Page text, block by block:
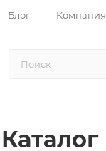
Блог Компания
Каталог